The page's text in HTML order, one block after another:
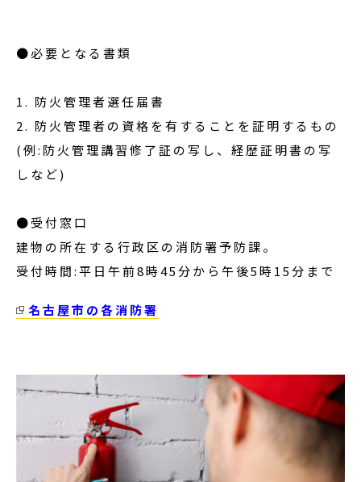
●必要となる書類
1. 防火管理者選任届書
2. 防火管理者の資格を有することを証明するもの
(例:防火管理講習修了証の写し、経歴証明書の写
しなど)
●受付窓口
建物の所在する行政区の消防署予防課。
受付時間:平日午前8時45分から午後5時15分まで
名古屋市の各消防署